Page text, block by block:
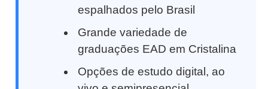
espalhados pelo Brasil
Grande variedade de
graduações EAD em Cristalina
Opções de estudo digital, ao